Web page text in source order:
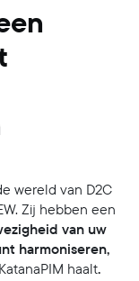
wereld van D2C
Zij hebben een
van uw
harmoniseren,
haalt.